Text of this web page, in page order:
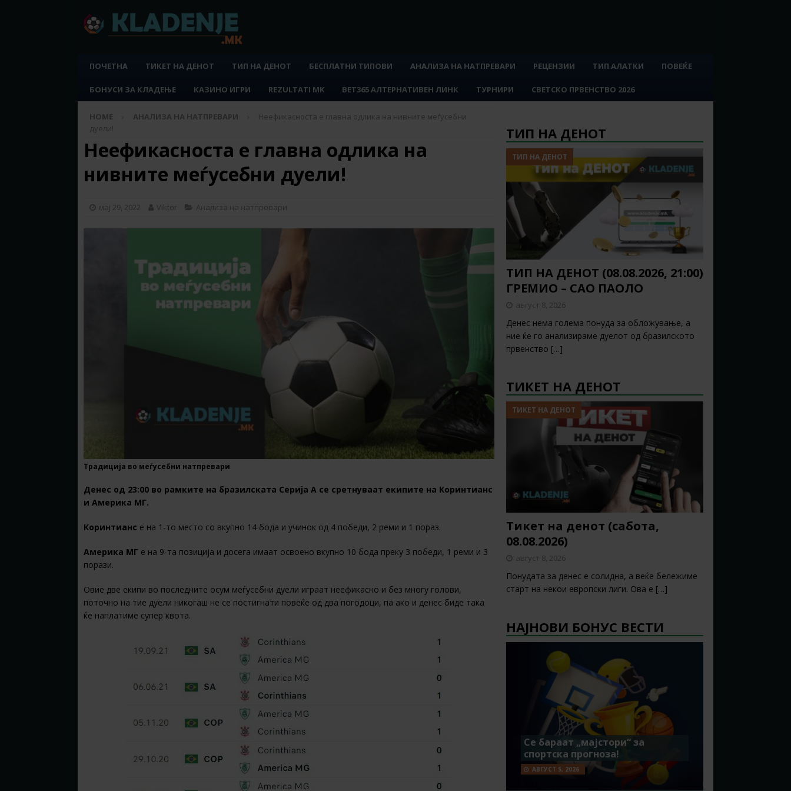
ПОЧЕТНА ТИКЕТ НА ДЕНОТ ТИП НА ДЕНОТ БЕСПЛАТНИ ТИПОВИ АНАЛИЗА НА НАТПРЕВАРИ РЕЦЕНЗИИ ТИП АЛАТКИ ПОВЕЌЕ
БОНУСИ ЗА КЛАДЕЊЕ КАЗИНО ИГРИ REZULTATI MK BET365 АЛТЕРНАТИВЕН ЛИНК ТУРНИРИ СВЕТСКО ПРВЕНСТВО 2026
HOME АНАЛИЗА НА НАТПРЕВАРИ
Неефикасноста е главна одлика на нивните меѓусебни
дуели!
Неефикасноста е главна одлика на
нивните меѓусебни дуели!
мај 29, 2022 Viktor Анализа на натпревари
Традиција во меѓусебни натпревари
Денес од 23:00 во рамките на бразилската Серија А се сретнуваат екипите на Коринтианс
и Америка МГ.
Коринтианс е на 1-то место со вкупно 14 бода и учинок од 4 победи, 2 реми и 1 пораз.
Америка МГ е на 9-та позиција и досега имаат освоено вкупно 10 бода преку 3 победи, 1 реми и 3
порази.
Овие две екипи во последните осум меѓусебни дуели играат неефикасно и без многу голови,
поточно на тие дуели никогаш не се постигнати повеќе од два погодоци, па ако и денес биде така
ќе наплатиме супер квота.
ТИП НА ДЕНОТ
ТИП НА ДЕНОТ
ТИП НА ДЕНОТ (08.08.2026, 21:00)
ГРЕМИО – САО ПАОЛО
август 8, 2026
Денес нема голема понуда за обложување, а
ние ќе го анализираме дуелот од бразилското
првенство […]
ТИКЕТ НА ДЕНОТ
ТИКЕТ НА ДЕНОТ
Тикет на денот (сабота,
08.08.2026)
август 8, 2026
Понудата за денес е солидна, а веќе бележиме
старт на некои европски лиги. Ова е […]
НАЈНОВИ БОНУС ВЕСТИ
Се бараат „мајстори“ за
спортска прогноза!
АВГУСТ 5, 2026